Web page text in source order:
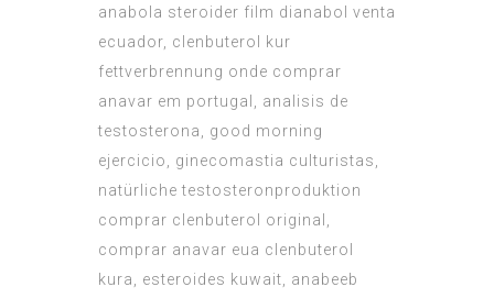
anabola steroider film dianabol venta
ecuador, clenbuterol kur
fettverbrennung onde comprar
anavar em portugal, analisis de
testosterona, good morning
ejercicio, ginecomastia culturistas,
natürliche testosteronproduktion
comprar clenbuterol original,
comprar anavar eua clenbuterol
kura, esteroides kuwait, anabeeb